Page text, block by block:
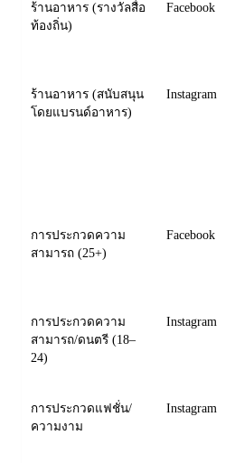
ร้านอาหาร (รางวัลสื่อ
ท้องถิ่น)
Facebook
ร้านอาหาร (สนับสนุน
โดยแบรนด์อาหาร)
Instagram
การประกวดความ
สามารถ (25+)
Facebook
การประกวดความ
สามารถ/ดนตรี (18–
24)
Instagram
การประกวดแฟชั่น/
ความงาม
Instagram